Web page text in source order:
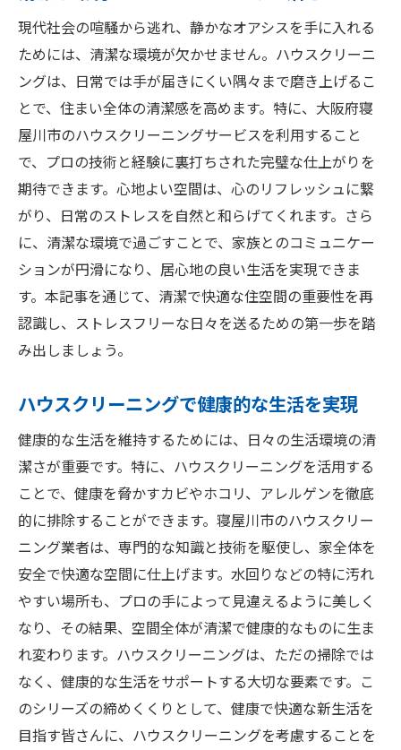
清潔な住まいがもたらす心理的安心感
寝屋川市でのクリーニングが与える生活の
快適さ
プロによる清掃で感じる家の変化
寝屋川市のハウスクリーニングで得られる
心の余裕
快適な住環境のためのクリーニングの重要
性
安心感を提供する寝屋川市の清掃業者の選
び方
現代社会の喧騒から逃れ、静かなオアシスを手に入れる
ためには、清潔な環境が欠かせません。ハウスクリーニ
ングは、日常では手が届きにくい隅々まで磨き上げるこ
とで、住まい全体の清潔感を高めます。特に、大阪府寝
屋川市のハウスクリーニングサービスを利用すること
で、プロの技術と経験に裏打ちされた完璧な仕上がりを
期待できます。心地よい空間は、心のリフレッシュに繋
がり、日常のストレスを自然と和らげてくれます。さら
に、清潔な環境で過ごすことで、家族とのコミュニケー
ションが円滑になり、居心地の良い生活を実現できま
す。本記事を通じて、清潔で快適な住空間の重要性を再
認識し、ストレスフリーな日々を送るための第一歩を踏
み出しましょう。
ハウスクリーニングで健康的な生活を実現
健康的な生活を維持するためには、日々の生活環境の清
潔さが重要です。特に、ハウスクリーニングを活用する
ことで、健康を脅かすカビやホコリ、アレルゲンを徹底
的に排除することができます。寝屋川市のハウスクリー
ニング業者は、専門的な知識と技術を駆使し、家全体を
安全で快適な空間に仕上げます。水回りなどの特に汚れ
やすい場所も、プロの手によって見違えるように美しく
なり、その結果、空間全体が清潔で健康的なものに生ま
れ変わります。ハウスクリーニングは、ただの掃除では
なく、健康的な生活をサポートする大切な要素です。こ
のシリーズの締めくくりとして、健康で快適な新生活を
目指す皆さんに、ハウスクリーニングを考慮することを